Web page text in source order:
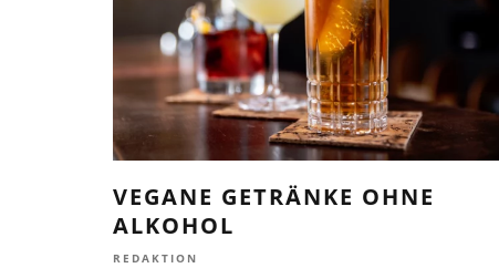
VEGANE GETRÄNKE OHNE
ALKOHOL
REDAKTION